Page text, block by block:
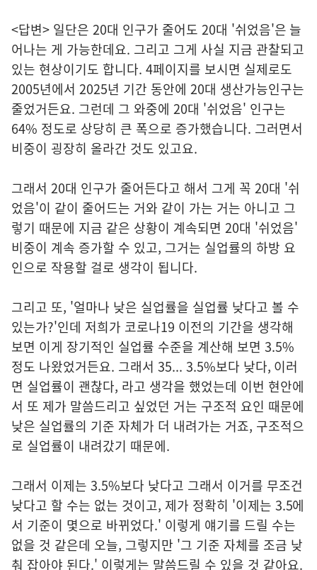
<답변> 일단은 20대 인구가 줄어도 20대 '쉬었음'은 늘
어나는 게 가능한데요. 그리고 그게 사실 지금 관찰되고
있는 현상이기도 합니다. 4페이지를 보시면 실제로도
2005년에서 2025년 기간 동안에 20대 생산가능인구는
줄었거든요. 그런데 그 와중에 20대 '쉬었음' 인구는
64% 정도로 상당히 큰 폭으로 증가했습니다. 그러면서
비중이 굉장히 올라간 것도 있고요.
그래서 20대 인구가 줄어든다고 해서 그게 꼭 20대 '쉬
었음'이 같이 줄어드는 거와 같이 가는 거는 아니고 그
렇기 때문에 지금 같은 상황이 계속되면 20대 '쉬었음'
비중이 계속 증가할 수 있고, 그거는 실업률의 하방 요
인으로 작용할 걸로 생각이 됩니다.
그리고 또, '얼마나 낮은 실업률을 실업률 낮다고 볼 수
있는가?'인데 저희가 코로나19 이전의 기간을 생각해
보면 이게 장기적인 실업률 수준을 계산해 보면 3.5%
정도 나왔었거든요. 그래서 35... 3.5%보다 낮다, 이러
면 실업률이 괜찮다, 라고 생각을 했었는데 이번 현안에
서 또 제가 말씀드리고 싶었던 거는 구조적 요인 때문에
낮은 실업률의 기준 자체가 더 내려가는 거죠, 구조적으
로 실업률이 내려갔기 때문에.
그래서 이제는 3.5%보다 낮다고 그래서 이거를 무조건
낮다고 할 수는 없는 것이고, 제가 정확히 '이제는 3.5에
서 기준이 몇으로 바뀌었다.' 이렇게 얘기를 드릴 수는
없을 것 같은데 오늘, 그렇지만 '그 기준 자체를 조금 낮
춰 잡아야 된다.' 이렇게는 말씀드릴 수 있을 것 같아요.